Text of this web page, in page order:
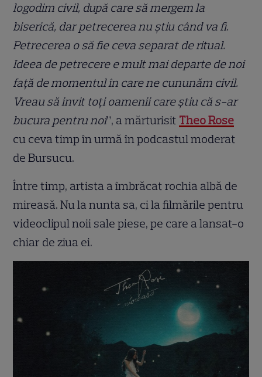
logodim civil, după care să mergem la
biserică, dar petrecerea nu știu când va fi.
Petrecerea o să fie ceva separat de ritual.
Ideea de petrecere e mult mai departe de noi
față de momentul în care ne cununăm civil.
Vreau să invit toți oamenii care știu că s-ar
bucura pentru noi”, a mărturisit Theo Rose
cu ceva timp în urmă în podcastul moderat
de Bursucu.
Între timp, artista a îmbrăcat rochia albă de
mireasă. Nu la nunta sa, ci la filmările pentru
videoclipul noii sale piese, pe care a lansat-o
chiar de ziua ei.